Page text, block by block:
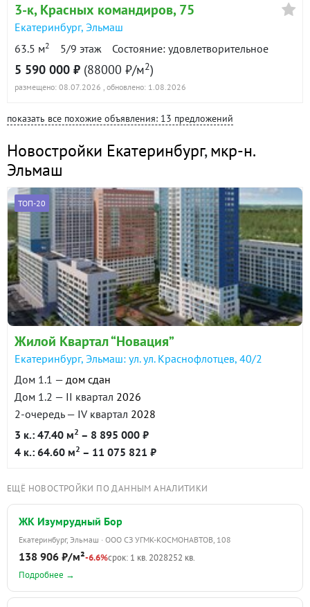
3-к, Красных командиров, 75
Екатеринбург, Эльмаш
63.5 м2 5/9 этаж Состояние: удовлетворительное
5 590 000 ₽ (88000 ₽/м2)
размещено: 08.07.2026 , обновлено: 1.08.2026
показать все похожие объявления: 13 предложений
Новостройки Екатеринбург,мкр-н.
Эльмаш
ТОП-20
Жилой Квартал “Новация”
Екатеринбург, Эльмаш: ул. ул. Краснофлотцев, 40/2
Дом 1.1 — дом сдан
Дом 1.2 — II квартал 2026
2-очередь — IV квартал 2028
3 к.: 47.40 м2 – 8 895 000 ₽
4 к.: 64.60 м2 – 11 075 821 ₽
ЕЩЁ НОВОСТРОЙКИ ПО ДАННЫМ АНАЛИТИКИ
ЖК Изумрудный Бор
Екатеринбург, Эльмаш · ООО СЗ УГМК-КОСМОНАВТОВ, 108
138 906 ₽/м²-6.6%срок: 1 кв. 2028252 кв.
Подробнее →